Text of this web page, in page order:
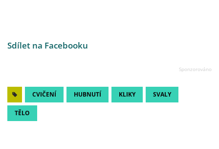
Sdílet na Facebooku
CVIČENÍ HUBNUTÍ KLIKY SVALY
TĚLO